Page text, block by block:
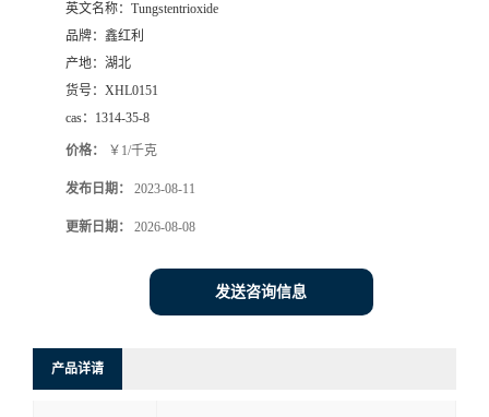
英文名称： Tungstentrioxide
品牌： 鑫红利
产地： 湖北
货号： XHL0151
cas： 1314-35-8
价格： ￥1/千克
发布日期： 2023-08-11
更新日期： 2026-08-08
发送咨询信息
产品详请